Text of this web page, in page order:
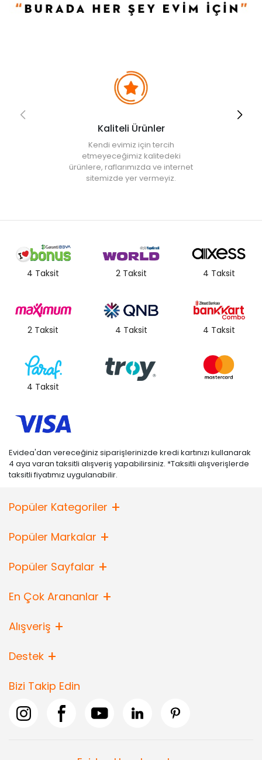
• " Ürün görsellerinde ışık, ortam ve dijital düzenlemelere bağlı
olarak renk ve doku farklılıkları oluşabilir. "
Kaliteli Ürünler
Kendi evimiz için tercih
etmeyeceğimiz kalitedeki
ürünlere, raflarımızda ve internet
sitemizde yer vermeyiz.
4 Taksit 2 Taksit 4 Taksit
2 Taksit 4 Taksit 4 Taksit
4 Taksit
Evidea'dan vereceğiniz siparişlerinizde kredi kartınızı kullanarak
4 aya varan taksitli alışveriş yapabilirsiniz. *Taksitli alışverişlerde
taksitli fiyatımız uygulanabilir.
Popüler Kategoriler
Popüler Markalar
Popüler Sayfalar
En Çok Arananlar
Alışveriş
Destek
Bizi Takip Edin